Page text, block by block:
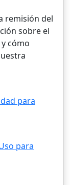
remisión del
sobre el
cómo
para
para